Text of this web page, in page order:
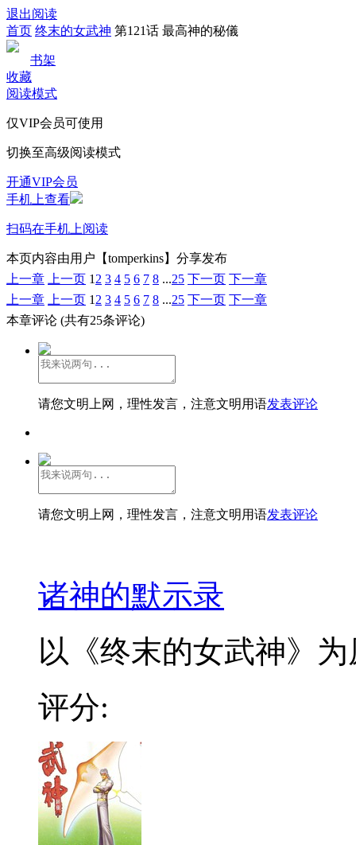
退出阅读
首页 终末的女武神 第121话 最高神的秘儀
书架
收藏
阅读模式
仅VIP会员可使用
切换至高级阅读模式
开通VIP会员
手机上查看
扫码在手机上阅读
本页内容由用户【tomperkins】分享发布
上一章
上一页 1 2 3 4 5 6 7 8 ...25 下一页 下一章
上一章
上一页 1 2 3 4 5 6 7 8 ...25 下一页 下一章
本章评论 (共有25条评论)
请您文明上网，理性发言，注意文明用语发表评论
请您文明上网，理性发言，注意文明用语发表评论
诸神的默示录
以《终末的女武神》
评分: